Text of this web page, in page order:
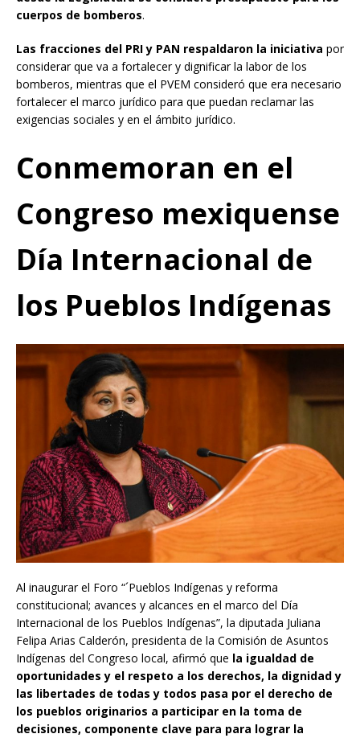
cuerpos de bomberos.
Las fracciones del PRI y PAN respaldaron la iniciativa por
considerar que va a fortalecer y dignificar la labor de los
bomberos, mientras que el PVEM consideró que era necesario
fortalecer el marco jurídico para que puedan reclamar las
exigencias sociales y en el ámbito jurídico.
Conmemoran en el
Congreso mexiquense
Día Internacional de
los Pueblos Indígenas
Al inaugurar el Foro “´Pueblos Indígenas y reforma
constitucional; avances y alcances en el marco del Día
Internacional de los Pueblos Indígenas”, la diputada Juliana
Felipa Arias Calderón, presidenta de la Comisión de Asuntos
Indígenas del Congreso local, afirmó que la igualdad de
oportunidades y el respeto a los derechos, la dignidad y
las libertades de todas y todos pasa por el derecho de
los pueblos originarios a participar en la toma de
decisiones, componente clave para para lograr la